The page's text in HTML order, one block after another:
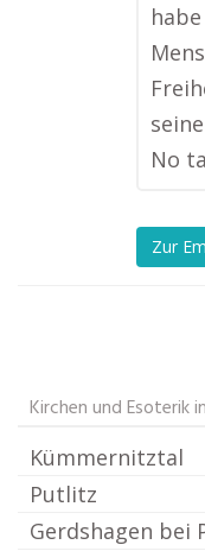
No
Zur
Kirchen und Esoterik
Kümmernitztal
Putlitz
Gerdshagen bei